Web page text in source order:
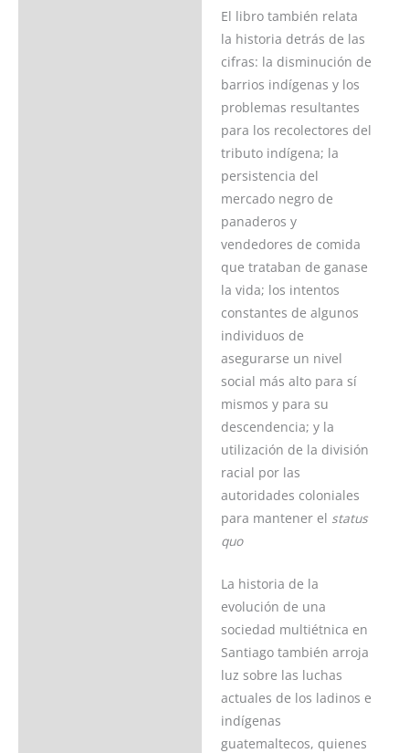
El libro también relata
la historia detrás de las
cifras: la disminución de
barrios indígenas y los
problemas resultantes
para los recolectores del
tributo indígena; la
persistencia del
mercado negro de
panaderos y
vendedores de comida
que trataban de ganase
la vida; los intentos
constantes de algunos
individuos de
asegurarse un nivel
social más alto para sí
mismos y para su
descendencia; y la
utilización de la división
racial por las
autoridades coloniales
para mantener el status
quo
La historia de la
evolución de una
sociedad multiétnica en
Santiago también arroja
luz sobre las luchas
actuales de los ladinos e
indígenas
guatemaltecos, quienes